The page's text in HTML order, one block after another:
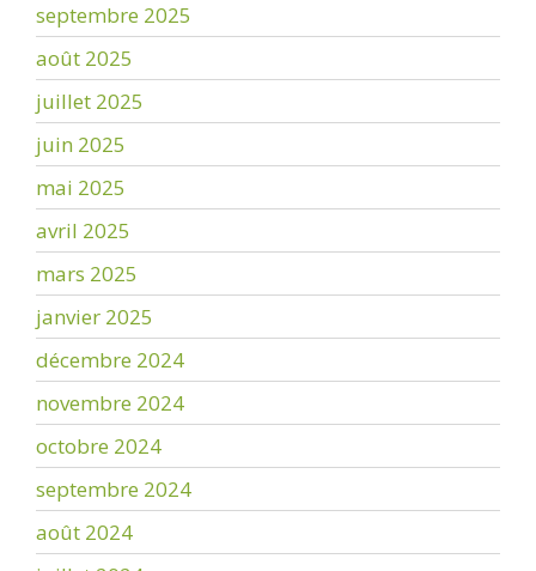
septembre 2025
août 2025
juillet 2025
juin 2025
mai 2025
avril 2025
mars 2025
janvier 2025
décembre 2024
novembre 2024
octobre 2024
septembre 2024
août 2024